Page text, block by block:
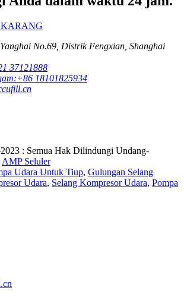
No.69, Distrik Fengxian, Shanghai
37121888
+86 18101825934
: Semua Hak Dilindungi Undang-
AMP Seluler
Udara Untuk Tiup, Gulungan Selang
Udara, Selang Kompresor Udara, Pompa